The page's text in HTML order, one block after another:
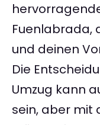
Fuenlabrada,
und deinen
Die
Umzug kann
sein, aber mit